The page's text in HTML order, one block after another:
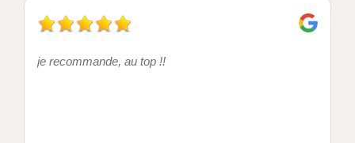
je recommande, au top !!